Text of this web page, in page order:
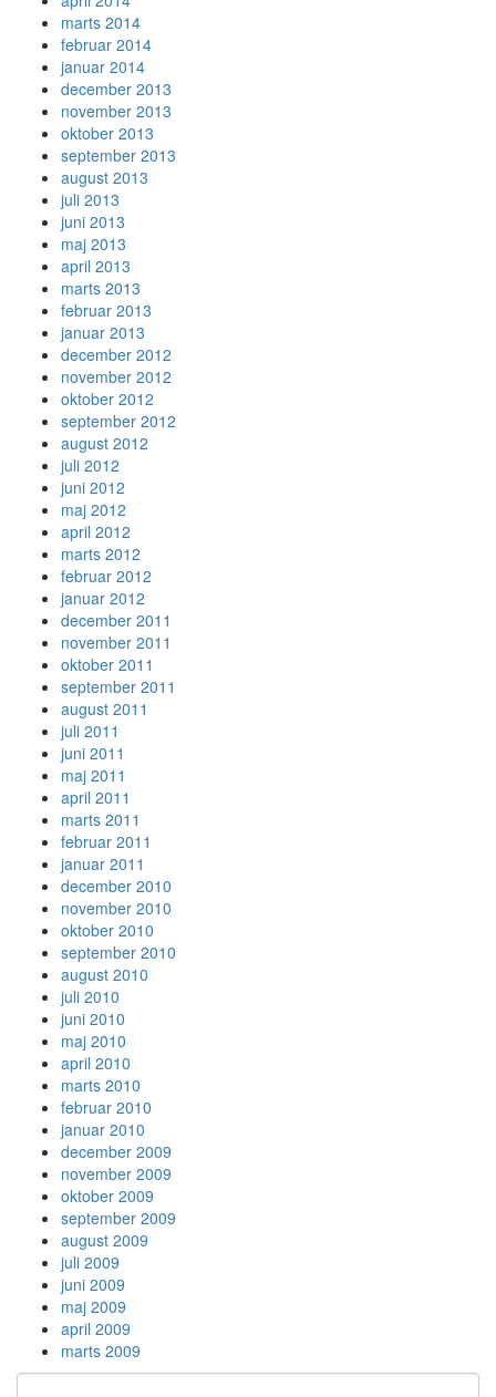
marts 2014
februar 2014
januar 2014
december 2013
november 2013
oktober 2013
september 2013
august 2013
juli 2013
juni 2013
maj 2013
april 2013
marts 2013
februar 2013
januar 2013
december 2012
november 2012
oktober 2012
september 2012
august 2012
juli 2012
juni 2012
maj 2012
april 2012
marts 2012
februar 2012
januar 2012
december 2011
november 2011
oktober 2011
september 2011
august 2011
juli 2011
juni 2011
maj 2011
april 2011
marts 2011
februar 2011
januar 2011
december 2010
november 2010
oktober 2010
september 2010
august 2010
juli 2010
juni 2010
maj 2010
april 2010
marts 2010
februar 2010
januar 2010
december 2009
november 2009
oktober 2009
september 2009
august 2009
juli 2009
juni 2009
maj 2009
april 2009
marts 2009